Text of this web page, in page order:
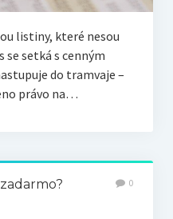
listiny, které nesou
se setká s cenným
do tramvaje –
právo na…
0